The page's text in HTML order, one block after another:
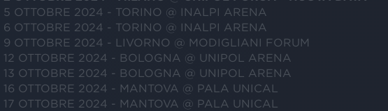
5 OTTOBRE 2024 - TORINO @ INALPI ARENA
6 OTTOBRE 2024 - TORINO @ INALPI ARENA
9 OTTOBRE 2024 - LIVORNO @ MODIGLIANI FORUM
12 OTTOBRE 2024 - BOLOGNA @ UNIPOL ARENA
13 OTTOBRE 2024 - BOLOGNA @ UNIPOL ARENA
16 OTTOBRE 2024 - MANTOVA @ PALA UNICAL
17 OTTOBRE 2024 - MANTOVA @ PALA UNICAL